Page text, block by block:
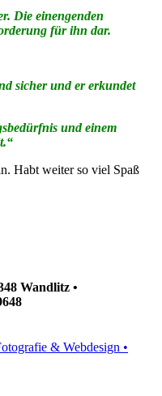
Die einengenden
für ihn dar.
sicher und er erkundet
und einem
Habt weiter so viel Spaß
Wandlitz •
& Webdesign •